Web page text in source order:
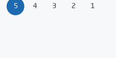
1
2
3
4
5